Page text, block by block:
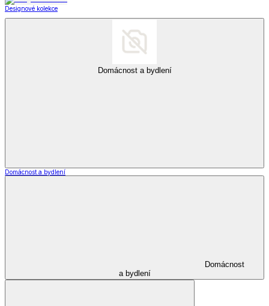
Designové kolekce
Domácnost a bydlení
Domácnost a bydlení
Domácnost
a bydlení